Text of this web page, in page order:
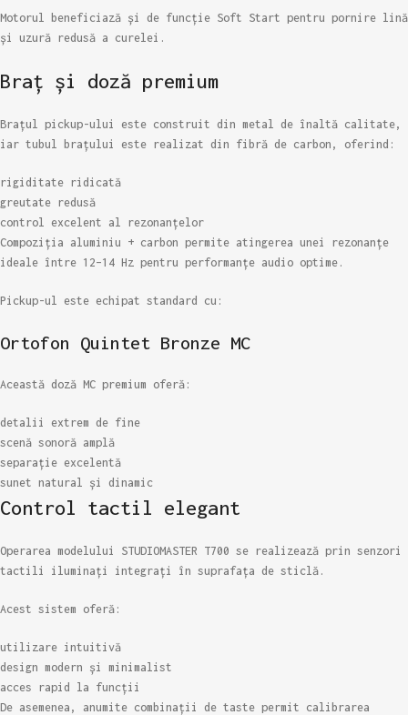
Motorul beneficiază și de funcție Soft Start pentru pornire lină
și uzură redusă a curelei.
Braț și doză premium
Brațul pickup-ului este construit din metal de înaltă calitate,
iar tubul brațului este realizat din fibră de carbon, oferind:
rigiditate ridicată
greutate redusă
control excelent al rezonanțelor
Compoziția aluminiu + carbon permite atingerea unei rezonanțe
ideale între 12–14 Hz pentru performanțe audio optime.
Pickup-ul este echipat standard cu:
Ortofon Quintet Bronze MC
Această doză MC premium oferă:
detalii extrem de fine
scenă sonoră amplă
separație excelentă
sunet natural și dinamic
Control tactil elegant
Operarea modelului STUDIOMASTER T700 se realizează prin senzori
tactili iluminați integrați în suprafața de sticlă.
Acest sistem oferă:
utilizare intuitivă
design modern și minimalist
acces rapid la funcții
De asemenea, anumite combinații de taste permit calibrarea